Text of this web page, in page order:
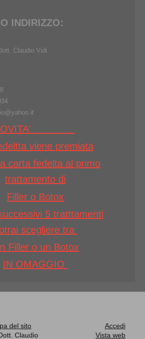
INDIRIZZO:
Claudio Vidi
viene premiata
carta fedelta al primo
trattamento di
Filler o Botox
5 tratttamenti
scegliere tra
Filler o un Botox
IN OMAGGIO
del sito
Claudio
Accedi
Vista web